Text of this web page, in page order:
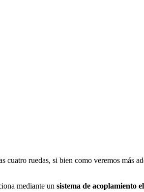
ruedas, si bien como veremos más
mediante un sistema de acoplamiento